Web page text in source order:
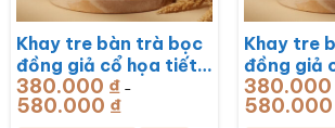
Khay tre bàn trà bọc
đồng giả cổ họa tiết
Rồng Phú Quý
51x33x6cm BT-
380.000 ₫ –
580.000 ₫Khoảng
giá:
từ
Khay tre
đồng giả
Mã Đáo
380.000
580.000